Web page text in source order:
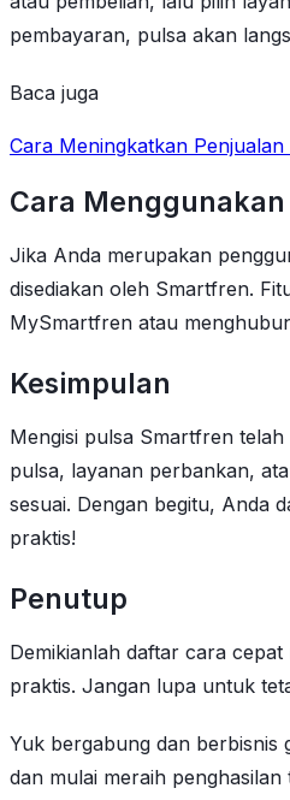
pembayaran, pulsa akan
Baca juga
Cara Meningkatkan
Cara
Jika Anda merupakan
disediakan oleh Smartfren.
MySmartfren atau
Kesimpulan
Mengisi pulsa Smartfren
pulsa, layanan perbankan,
sesuai. Dengan begitu, Anda
praktis!
Penutup
Demikianlah daftar cara
praktis. Jangan lupa untuk
Yuk bergabung dan berbisnis
dan mulai meraih